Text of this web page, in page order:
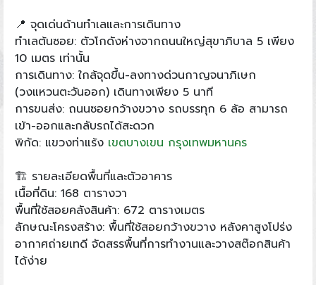
📍 จุดเด่นด้านทำเลและการเดินทาง
ทำเลต้นซอย: ตัวโกดังห่างจากถนนใหญ่สุขาภิบาล 5 เพียง
10 เมตร เท่านั้น
การเดินทาง: ใกล้จุดขึ้น-ลงทางด่วนกาญจนาภิเษก
(วงแหวนตะวันออก) เดินทางเพียง 5 นาที
การขนส่ง: ถนนซอยกว้างขวาง รถบรรทุก 6 ล้อ สามารถ
เข้า-ออกและกลับรถได้สะดวก
พิกัด: แขวงท่าแร้ง เขตบางเขน กรุงเทพมหานคร
🏗️ รายละเอียดพื้นที่และตัวอาคาร
เนื้อที่ดิน: 168 ตารางวา
พื้นที่ใช้สอยคลังสินค้า: 672 ตารางเมตร
ลักษณะโครงสร้าง: พื้นที่ใช้สอยกว้างขวาง หลังคาสูงโปร่ง
อากาศถ่ายเทดี จัดสรรพื้นที่การทำงานและวางสต๊อกสินค้า
ได้ง่าย